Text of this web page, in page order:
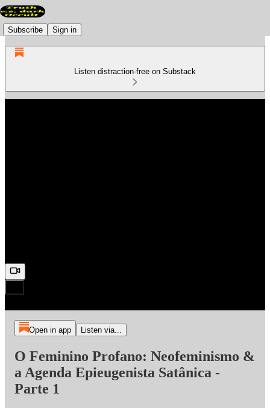
Subscribe Sign in
Listen distraction-free on Substack
Open in app Listen via...
O Feminino Profano: Neofeminismo &
a Agenda Epieugenista Satânica -
Parte 1